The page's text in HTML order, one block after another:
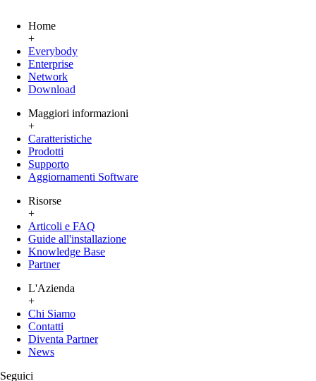
Home
+
Everybody
Enterprise
Network
Download
Maggiori informazioni
+
Caratteristiche
Prodotti
Supporto
Aggiornamenti Software
Risorse
+
Articoli e FAQ
Guide all'installazione
Knowledge Base
Partner
L'Azienda
+
Chi Siamo
Contatti
Diventa Partner
News
Seguici